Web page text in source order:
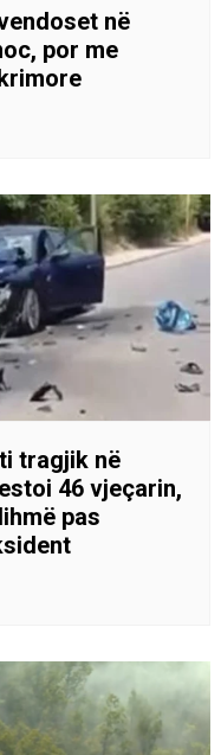
në
por me
tragjik në
46 vjeçarin,
pas